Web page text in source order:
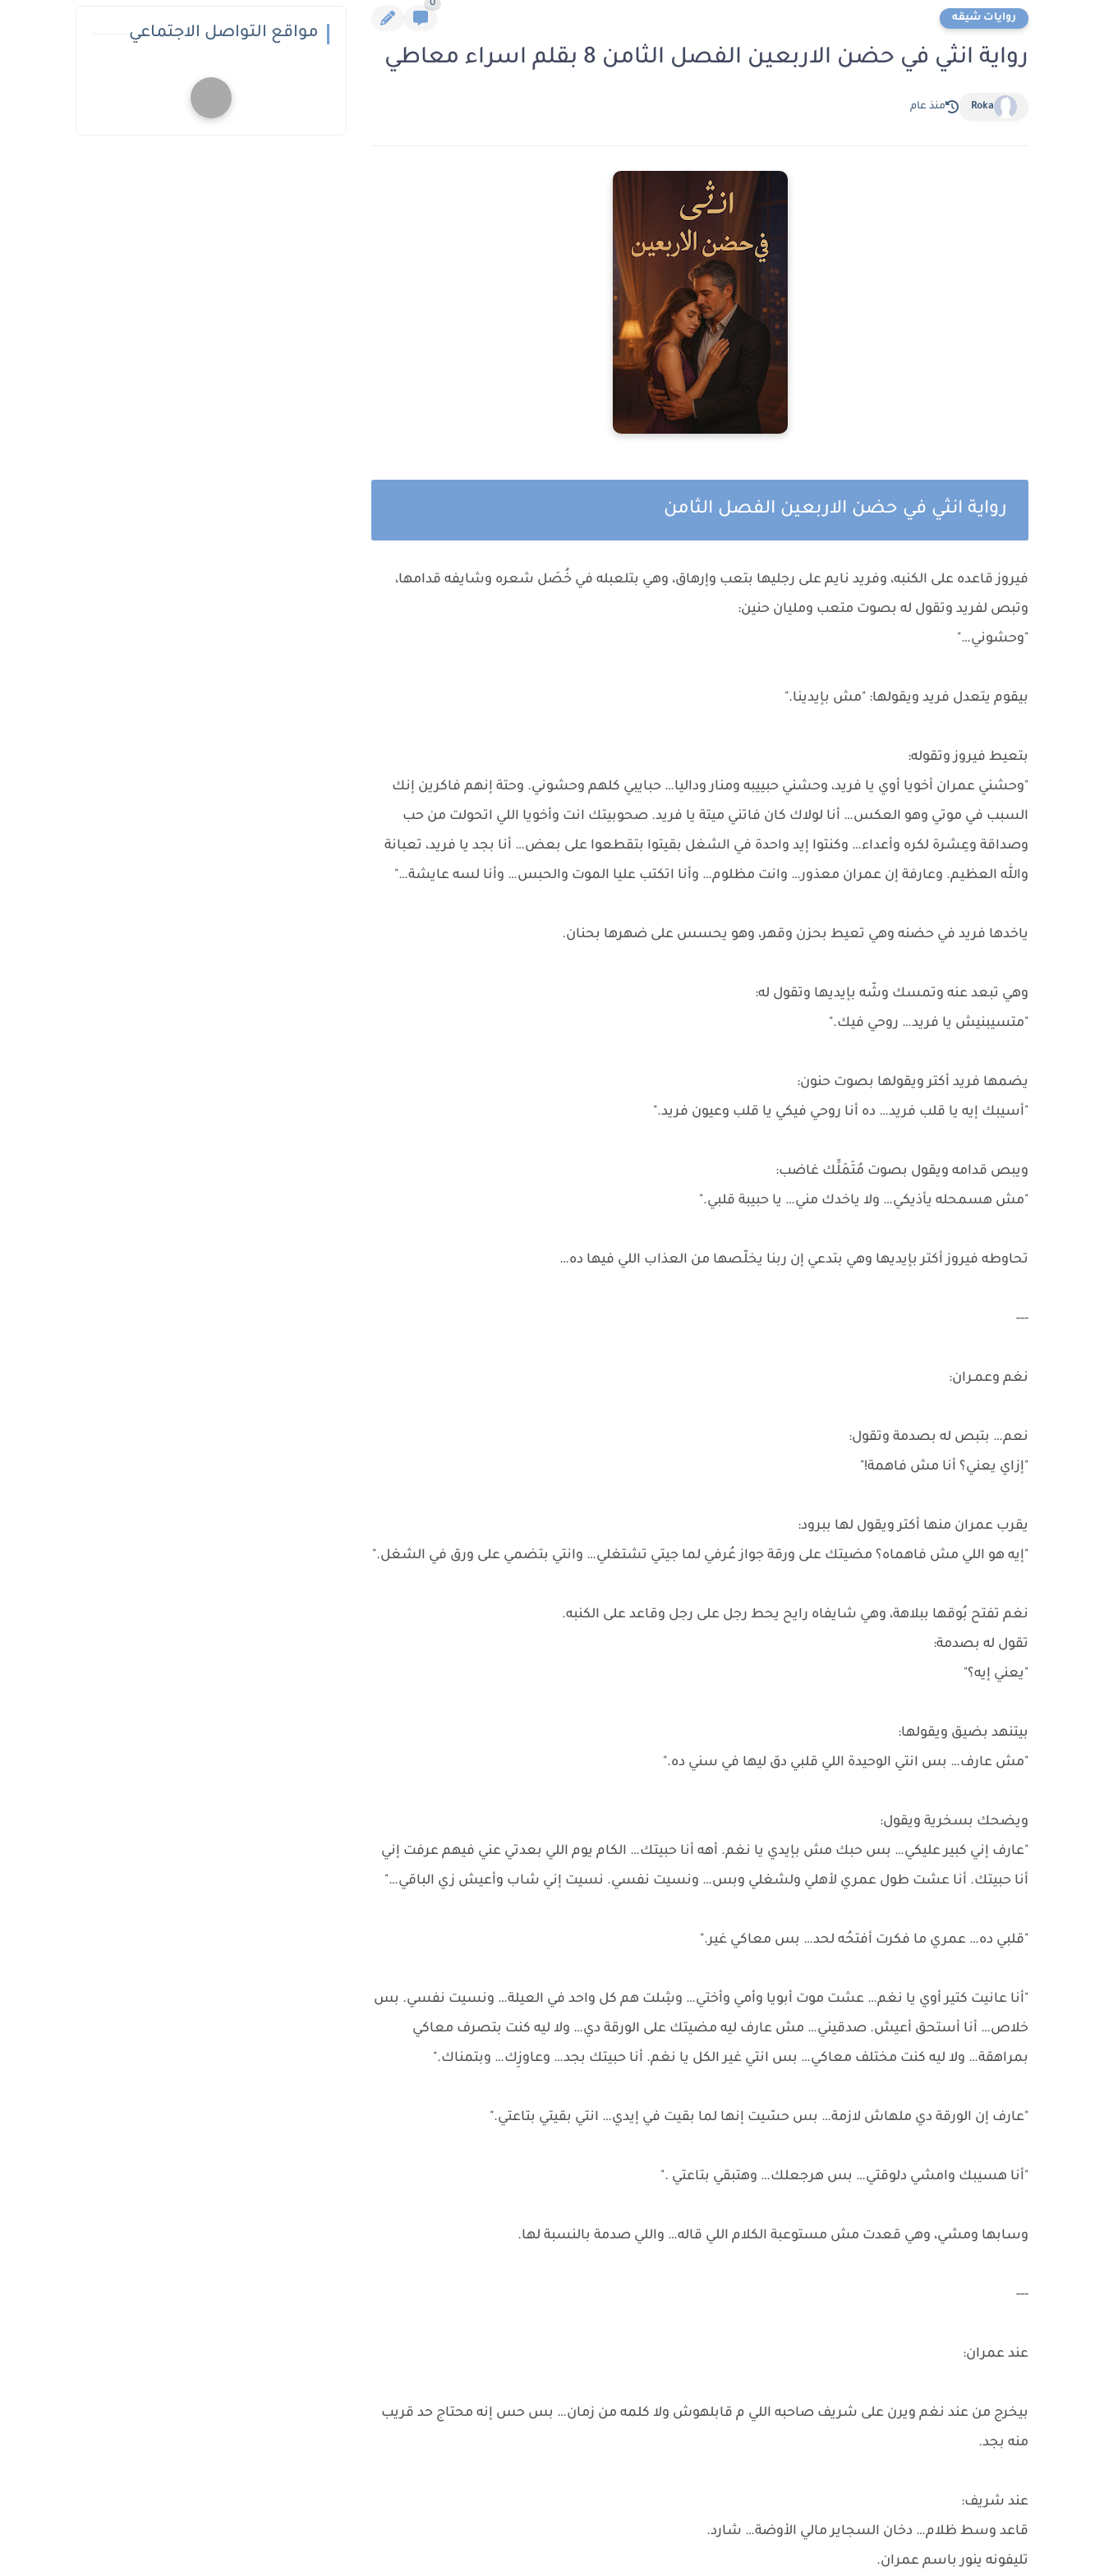
روايات شيقه
0
رواية انثي في حضن الاربعين الفصل الثامن 8 بقلم اسراء معاطي
Roka منذ عام
رواية انثي في حضن الاربعين الفصل الثامن
فيروز قاعده على الكنبه، وفريد نايم على رجليها بتعب وإرهاق، وهي بتلعبله في خُصَل شعره وشايفه قدامها،
وتبص لفريد وتقول له بصوت متعب ومليان حنين:
"وحشوني…"
بيقوم يتعدل فريد ويقولها: "مش بإيدينا."
بتعيط فيروز وتقوله:
"وحشني عمران أخويا أوي يا فريد، وحشني حبييبه ومنار وداليا… حبايبي كلهم وحشوني. وحتة إنهم فاكرين إنك
السبب في موتي وهو العكس… أنا لولاك كان فاتني ميتة يا فريد. صحوبيتك انت وأخويا اللي اتحولت من حب
وصداقة وعِشرة لكره وأعداء… وكنتوا إيد واحدة في الشغل بقيتوا بتقطعوا على بعض… أنا بجد يا فريد، تعبانة
والله العظيم. وعارفة إن عمران معذور… وانت مظلوم… وأنا اتكتب عليا الموت والحبس… وأنا لسه عايشة…"
ياخدها فريد في حضنه وهي تعيط بحزن وقهر، وهو يحسس على ضهرها بحنان.
وهي تبعد عنه وتمسك وشّه بإيديها وتقول له:
"متسيبنيش يا فريد… روحي فيك."
يضمها فريد أكتر ويقولها بصوت حنون:
"أسيبك إيه يا قلب فريد… ده أنا روحي فيكي يا قلب وعيون فريد."
ويبص قدامه ويقول بصوت مُتَمَلِّك غاضب:
"مش هسمحله يأذيكي… ولا ياخدك مني… يا حبيبة قلبي."
تحاوطه فيروز أكتر بإيديها وهي بتدعي إن ربنا يخلّصها من العذاب اللي فيها ده…
---
نغم وعمـران:
نعم… بتبص له بصدمة وتقول:
"إزاي يعني؟ أنا مش فاهمة!"
يقرب عمران منها أكتر ويقول لها ببرود:
"إيه هو اللي مش فاهماه؟ مضيتك على ورقة جواز عُرفي لما جيتي تشتغلي… وانتي بتضمي على ورق في الشغل."
نغم تفتح بُوقها ببلاهة، وهي شايفاه رايح يحط رجل على رجل وقاعد على الكنبه.
تقول له بصدمة:
"يعني إيه؟"
بيتنهد بضيق ويقولها:
"مش عارف… بس انتي الوحيدة اللي قلبي دق ليها في سني ده."
ويضحك بسخرية ويقول:
"عارف إني كبير عليكي… بس حبك مش بإيدي يا نغم. أهه أنا حبيتك… الكام يوم اللي بعدتي عني فيهم عرفت إني
أنا حبيتك. أنا عشت طول عمري لأهلي ولشغلي وبس… ونسيت نفسي. نسيت إني شاب وأعيش زي الباقي…"
"قلبي ده… عمري ما فكرت أفتحُه لحد… بس معاكي غير."
"أنا عانيت كتير أوي يا نغم… عشت موت أبويا وأمي وأختي… وشِلت هم كل واحد في العيلة… ونسيت نفسي. بس
خلاص… أنا أستحق أعيش. صدقيني… مش عارف ليه مضيتك على الورقة دي… ولا ليه كنت بتصرف معاكي
بمراهقة… ولا ليه كنت مختلف معاكي… بس انتي غير الكل يا نغم. أنا حبيتك بجد… وعاوزِك… وبتمناك."
"عارف إن الورقة دي ملهاش لازمة… بس حسّيت إنها لما بقيت في إيدي… انتي بقيتي بتاعتي."
"أنا هسيبك وامشي دلوقتي… بس هرجعلك… وهتبقي بتاعتي ."
وسابها ومشي، وهي قعدت مش مستوعبة الكلام اللي قاله… واللي صدمة بالنسبة لها.
---
عند عمران:
بيخرج من عند نغم ويرن على شريف صاحبه اللي م قابلهوش ولا كلمه من زمان… بس حس إنه محتاج حد قريب
منه بجد.
عند شريف:
قاعد وسط ظلام… دخان السجاير مالي الأوضة… شارد.
تليفونه ينور باسم عمران.
مواقع التواصل الاجتماعي